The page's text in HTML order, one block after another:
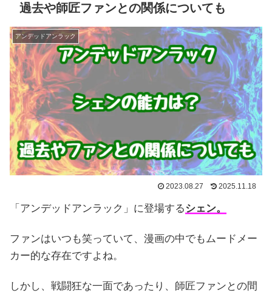
過去や師匠ファンとの関係についても
アンデッドアンラック
2023.08.27 2025.11.18
「アンデッドアンラック」に登場するシェン。
ファンはいつも笑っていて、漫画の中でもムードメー
カー的な存在ですよね。
しかし、戦闘狂な一面であったり、師匠ファンとの間